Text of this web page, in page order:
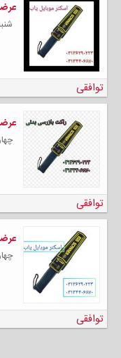
شنبه 20
توافقی
توافقی
توافقی